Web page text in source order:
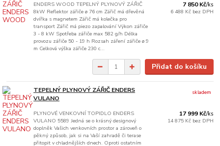
ENDERS WOOD TEPELNÝ PLYNOVÝ ZÁŘIČ
8kW Reflektor zářiče ø 76 cm Zářič má dřevěná
dvířka s magnetem Zářič má kolečka pro
transport Zářič má piezo zapalování Výkon zářiče
3 - 8 kW Spotřeba zářiče max 582 g/h Délka
provozu zářiče 50 - 19 h Rozsah záření zářiče ø 9
m Celková výška zářiče 230 c...
7 850 Kč/ks
6 488 Kč bez DPH
Přidat do košíku
TEPELNÝ PLYNOVÝ ZÁŘIČ ENDERS
VULANO
PLYNOVÉ VENKOVNÍ TOPIDLO ENDERS
VULANO 5589 Jedná se o krásný designový
doplněk Vašich venkovních prostor a zároveň o
pěkný způsob, jak si na Vaší zahradě či terase
přitopit v chladnějších dnech. Oproti ostatním
17 999 Kč/ks
14 875 Kč bez DPH
skladem